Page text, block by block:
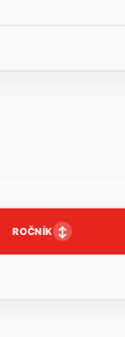
ROČNÍK ↕